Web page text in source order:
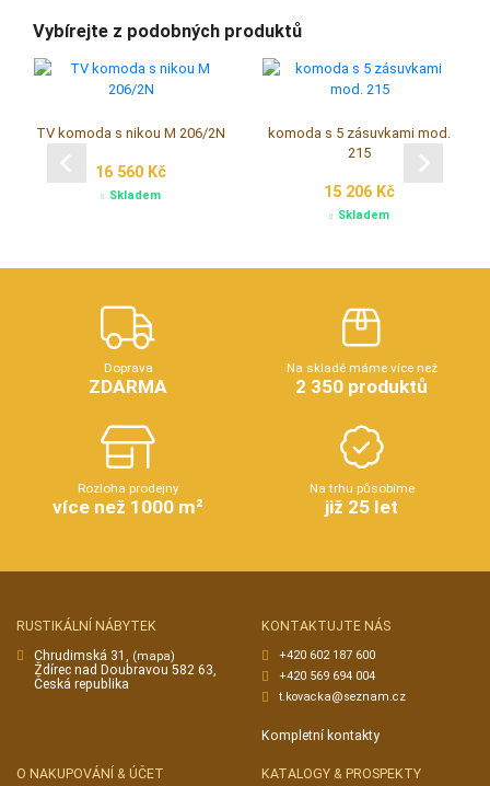
Vybírejte z podobných produktů
TV komoda s nikou M 206/2N
16 560 Kč
Skladem
komoda s 5 zásuvkami mod.
215
15 206 Kč
Skladem
Doprava
ZDARMA
Na skladě máme více než
2 350 produktů
Rozloha prodejny
více než 1000 m²
Na trhu působíme
již 25 let
RUSTIKÁLNÍ NÁBYTEK
Chrudimská 31, (mapa)
Ždírec nad Doubravou 582 63,
Česká republika
KONTAKTUJTE NÁS
+420 602 187 600
+420 569 694 004
t.kovacka@seznam.cz
Kompletní kontakty
O NAKUPOVÁNÍ & ÚČET KATALOGY & PROSPEKTY